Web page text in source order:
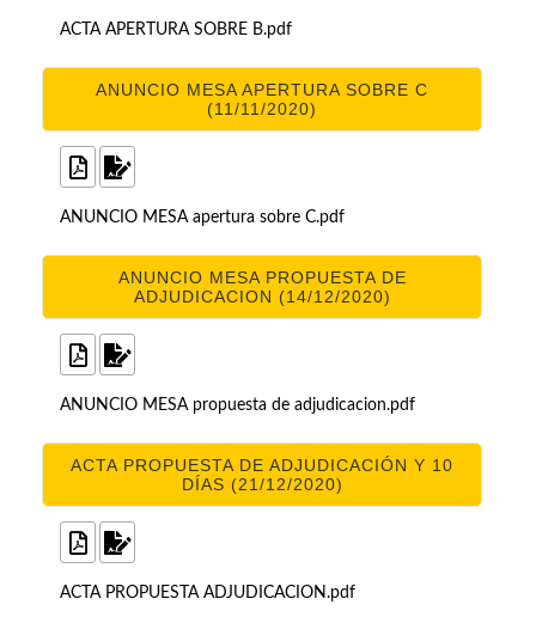
ACTA APERTURA SOBRE B.pdf
ANUNCIO MESA APERTURA SOBRE C
(11/11/2020)
ANUNCIO MESA apertura sobre C.pdf
ANUNCIO MESA PROPUESTA DE
ADJUDICACION (14/12/2020)
ANUNCIO MESA propuesta de adjudicacion.pdf
ACTA PROPUESTA DE ADJUDICACIÓN Y 10
DÍAS (21/12/2020)
ACTA PROPUESTA ADJUDICACION.pdf